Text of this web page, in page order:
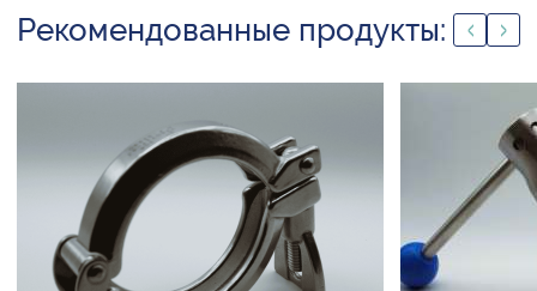
Рекомендованные продукты: